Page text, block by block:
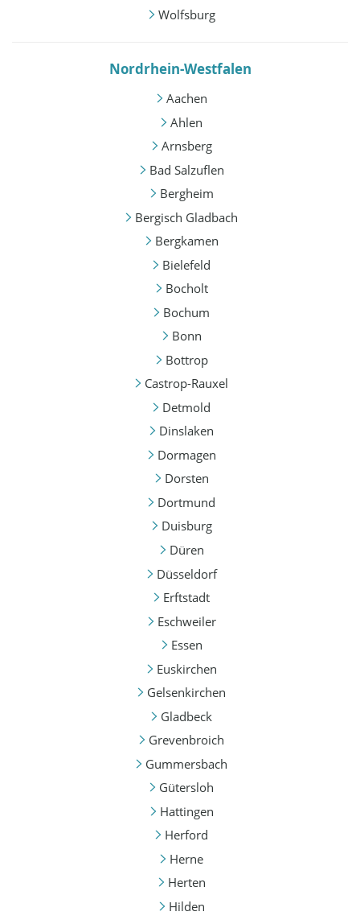
Wolfsburg
Nordrhein-Westfalen
Aachen
Ahlen
Arnsberg
Bad Salzuflen
Bergheim
Bergisch Gladbach
Bergkamen
Bielefeld
Bocholt
Bochum
Bonn
Bottrop
Castrop-Rauxel
Detmold
Dinslaken
Dormagen
Dorsten
Dortmund
Duisburg
Düren
Düsseldorf
Erftstadt
Eschweiler
Essen
Euskirchen
Gelsenkirchen
Gladbeck
Grevenbroich
Gummersbach
Gütersloh
Hattingen
Herford
Herne
Herten
Hilden